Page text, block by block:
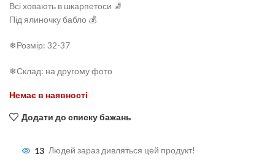
Всі ховають в шкарпетоси 🧦
Під ялиночку бабло 💰
❄Розмір: 32-37
❄Склад: на другому фото
Немає в наявності
Додати до списку бажань
13 Людей зараз дивляться цей продукт!